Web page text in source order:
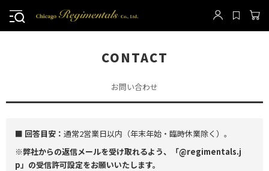
CONTACT
お問い合わせ
■ 回答目安： 通常2営業日以内（年末年始・臨時休業除く）。
※弊社からの返信メールを受け取れるよう、「@regimentals.j
p」の受信許可設定をお願いいたします。